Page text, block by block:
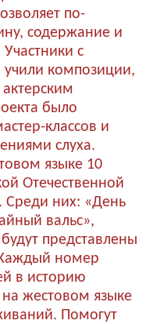
по-
содержание и
с
композиции,
было
классов и
слуха.
языке 10
Отечественной
Среди них: «День
вальс»,
представлены
номер
в историю
жестовом языке
Помогут